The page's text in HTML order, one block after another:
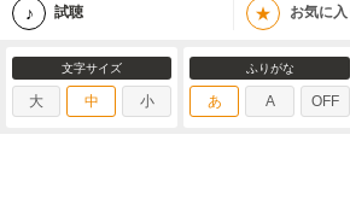
試聴 ★ お気に
文字サイズ
大 中 小
ふりがな
あ A OFF